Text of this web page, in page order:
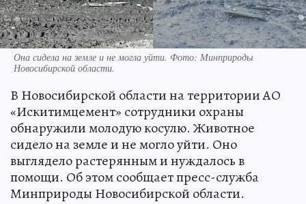
Она сидела на земле и не могла уйти. Фото: Минприроды
Новосибирской области.
В Новосибирской области на территории АО
«Искитимцемент» сотрудники охраны
обнаружили молодую косулю. Животное
сидело на земле и не могло уйти. Оно
выглядело растерянным и нуждалось в
помощи. Об этом сообщает пресс-служба
Минприроды Новосибирской области.